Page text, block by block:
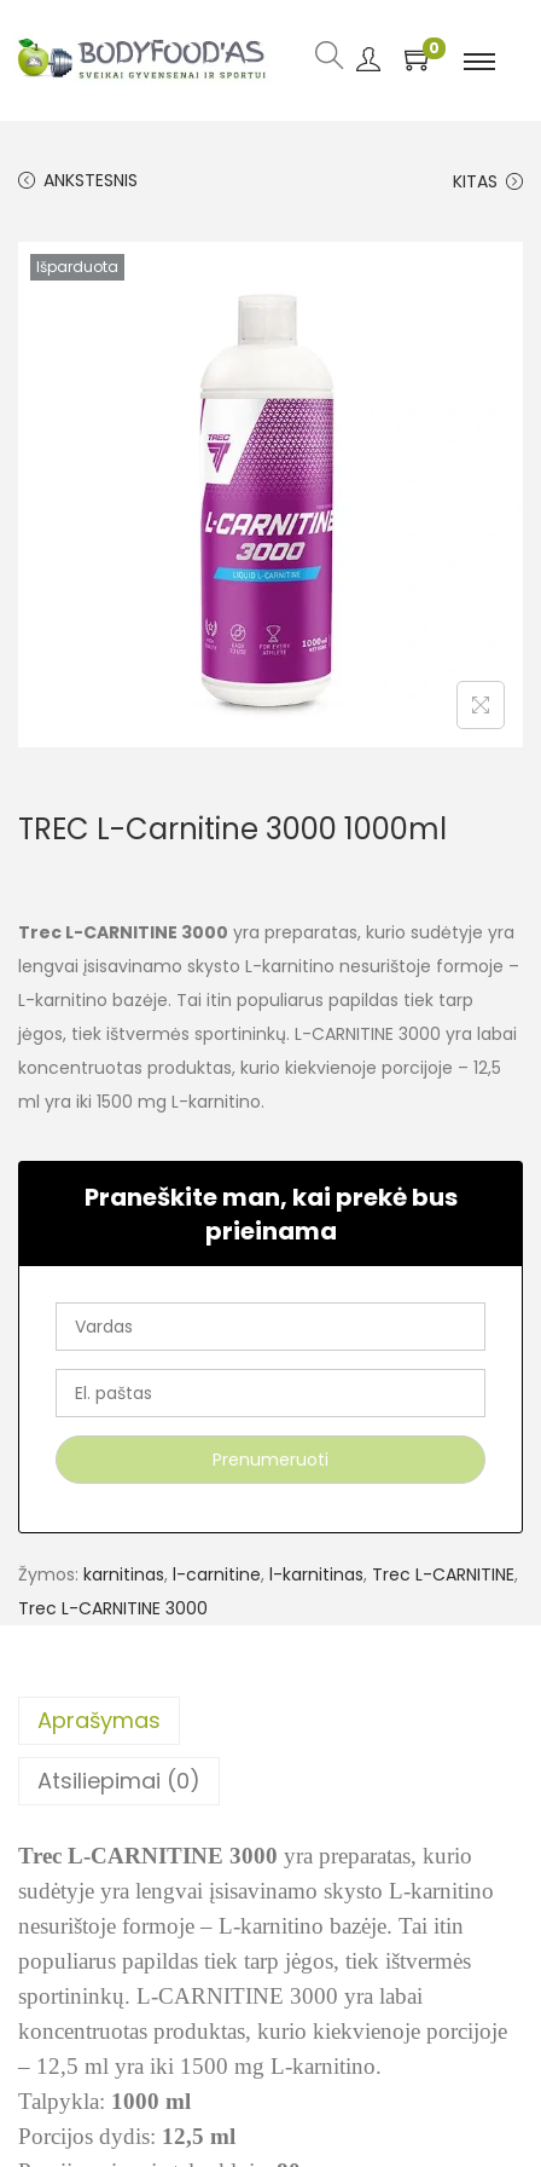
0
ANKSTESNIS KITAS
Išparduota
TREC L-Carnitine 3000 1000ml
Trec L-CARNITINE 3000 yra preparatas, kurio sudėtyje yra
lengvai įsisavinamo skysto L-karnitino nesurištoje formoje –
L-karnitino bazėje. Tai itin populiarus papildas tiek tarp
jėgos, tiek ištvermės sportininkų. L-CARNITINE 3000 yra labai
koncentruotas produktas, kurio kiekvienoje porcijoje – 12,5
ml yra iki 1500 mg L-karnitino.
Praneškite man, kai prekė bus
prieinama
Žymos: karnitinas, l-carnitine, l-karnitinas, Trec L-CARNITINE,
Trec L-CARNITINE 3000
Aprašymas
Atsiliepimai (0)
Trec L-CARNITINE 3000 yra preparatas, kurio
sudėtyje yra lengvai įsisavinamo skysto L-karnitino
nesurištoje formoje – L-karnitino bazėje. Tai itin
populiarus papildas tiek tarp jėgos, tiek ištvermės
sportininkų. L-CARNITINE 3000 yra labai
koncentruotas produktas, kurio kiekvienoje porcijoje
– 12,5 ml yra iki 1500 mg L-karnitino.
Talpykla: 1000 ml
Porcijos dydis: 12,5 ml